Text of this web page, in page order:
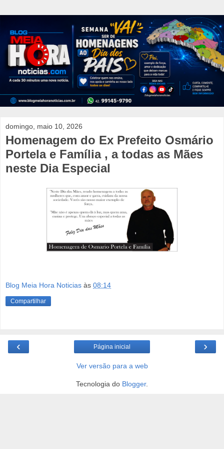
domingo, maio 10, 2026
Homenagem do Ex Prefeito Osmário
Portela e Família , a todas as Mães
neste Dia Especial
Blog Meia Hora Noticias às 08:14
Compartilhar
‹ ›
Página inicial
Ver versão para a web
Tecnologia do Blogger.